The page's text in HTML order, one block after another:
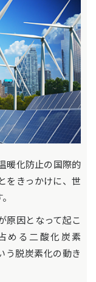
暖化防止の国際的
をきっかけに、世
原因となって起こ
める二酸化炭素
う脱炭素化の動き